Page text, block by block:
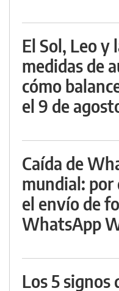
El Sol, Leo y
medidas de
cómo
el 9 de
Caída de
mundial: por
el envío de
WhatsApp
Los 5 signos